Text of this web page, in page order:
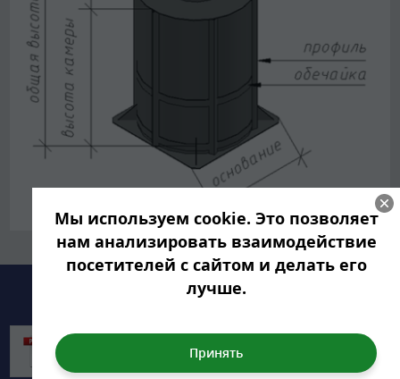
Документация
Технический паспорт ГРИНЛОС Емкости
Мы используем cookie. Это позволяет
нам анализировать взаимодействие
посетителей с сайтом и делать его
лучше.